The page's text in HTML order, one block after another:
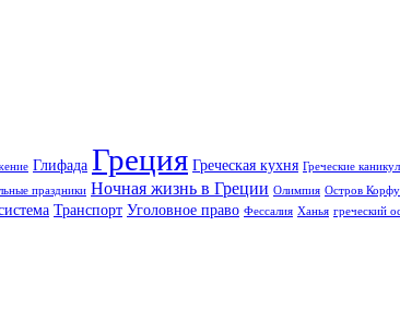
Глифада Греция Греческая кухня Греческие
праздники Ночная жизнь в Греции Олимпия Остров Корфу
Транспорт Уголовное право Фессалия Ханья греческий